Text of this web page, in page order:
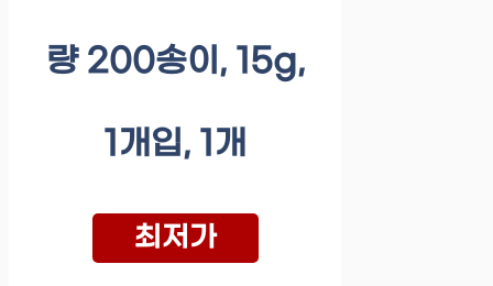
량 200송이, 15g,
1개입, 1개
최저가